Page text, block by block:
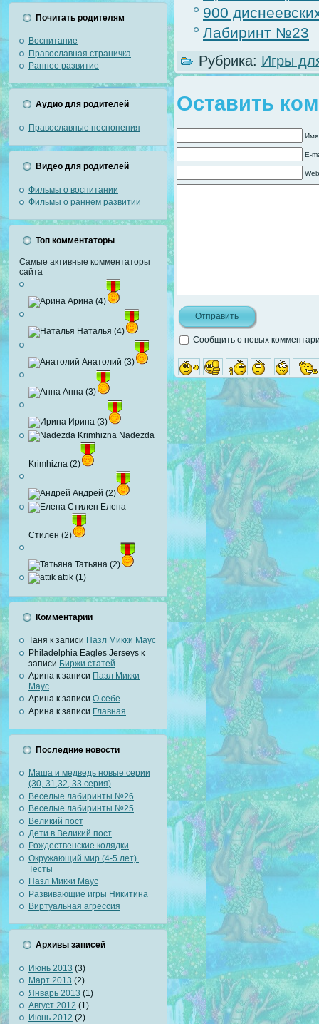
Почитать родителям
Воспитание
Православная страничка
Раннее развитие
Аудио для родителей
Православные песнопения
Видео для родителей
Фильмы о воспитании
Фильмы о раннем развитии
Топ комментаторы
Самые активные комментаторы
сайта
Арина (4)
Наталья (4)
Анатолий (3)
Анна (3)
Ирина (3)
Nadezda
Krimhizna (2)
Андрей (2)
Елена
Стилен (2)
Татьяна (2)
attik (1)
Комментарии
Таня к записи Пазл Микки Маус
Philadelphia Eagles Jerseys к
записи Биржи статей
Арина к записи Пазл Микки
Маус
Арина к записи О себе
Арина к записи Главная
Последние новости
Маша и медведь новые серии
(30, 31,32, 33 серия)
Веселые лабиринты №26
Веселые лабиринты №25
Великий пост
Дети в Великий пост
Рождественские колядки
Окружающий мир (4-5 лет).
Тесты
Пазл Микки Маус
Развивающие игры Никитина
Виртуальная агрессия
Архивы записей
Июнь 2013 (3)
Март 2013 (2)
Январь 2013 (1)
Август 2012 (1)
Июнь 2012 (2)
900
Лабиринт №23
Рубрика: Игры
Оставить
Имя
E-
Сообщить о новых